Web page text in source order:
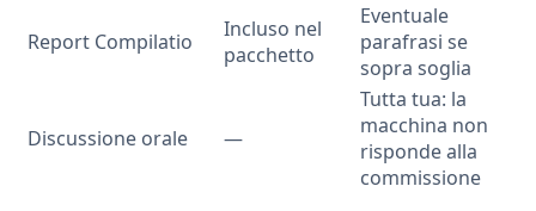
Report Compilatio
Incluso nel
pacchetto
Eventuale
parafrasi se
sopra soglia
Discussione orale —
Tutta tua: la
macchina non
risponde alla
commissione